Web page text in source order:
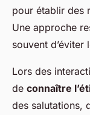
pour établir des
Une approche
souvent d’éviter
Lors des
de connaître
des salutations,